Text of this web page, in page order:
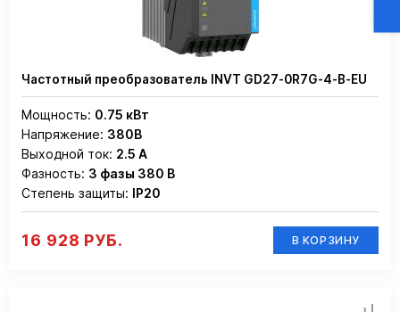
Частотный преобразователь INVT GD27-0R7G-4-B-EU
Мощность: 0.75 кВт
Напряжение: 380В
Выходной ток: 2.5 А
Фазность: 3 фазы 380 В
Степень защиты: IP20
16 928 РУБ. В КОРЗИНУ